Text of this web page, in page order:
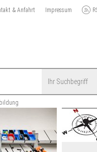
& Anfahrt Impressum